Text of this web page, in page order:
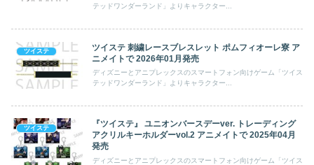
テッドワンダーランド」よりキャラクター...
ツイステ
ツイステ 刺繍レースブレスレット ポムフィオーレ寮 ア
ニメイトで 2026年01月発売
ディズニーとアニプレックスのスマートフォン向けゲーム「ツイス
テッドワンダーランド」よりキャラクター...
ツイステ
『ツイステ』 ユニオンバースデーver. トレーディング
アクリルキーホルダーvol.2 アニメイトで 2025年04月
発売
ディズニーとアニプレックスのスマートフォン向けゲーム「ツイス